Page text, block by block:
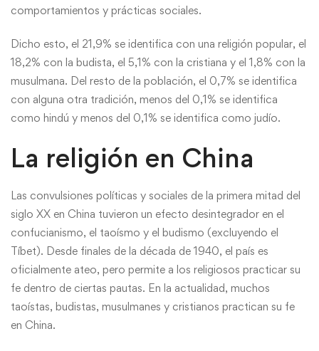
comportamientos y prácticas sociales.
Dicho esto, el 21,9% se identifica con una religión popular, el
18,2% con la budista, el 5,1% con la cristiana y el 1,8% con la
musulmana. Del resto de la población, el 0,7% se identifica
con alguna otra tradición, menos del 0,1% se identifica
como hindú y menos del 0,1% se identifica como judío.
La religión en China
Las convulsiones políticas y sociales de la primera mitad del
siglo XX en China tuvieron un efecto desintegrador en el
confucianismo, el taoísmo y el budismo (excluyendo el
Tíbet). Desde finales de la década de 1940, el país es
oficialmente ateo, pero permite a los religiosos practicar su
fe dentro de ciertas pautas. En la actualidad, muchos
taoístas, budistas, musulmanes y cristianos practican su fe
en China.